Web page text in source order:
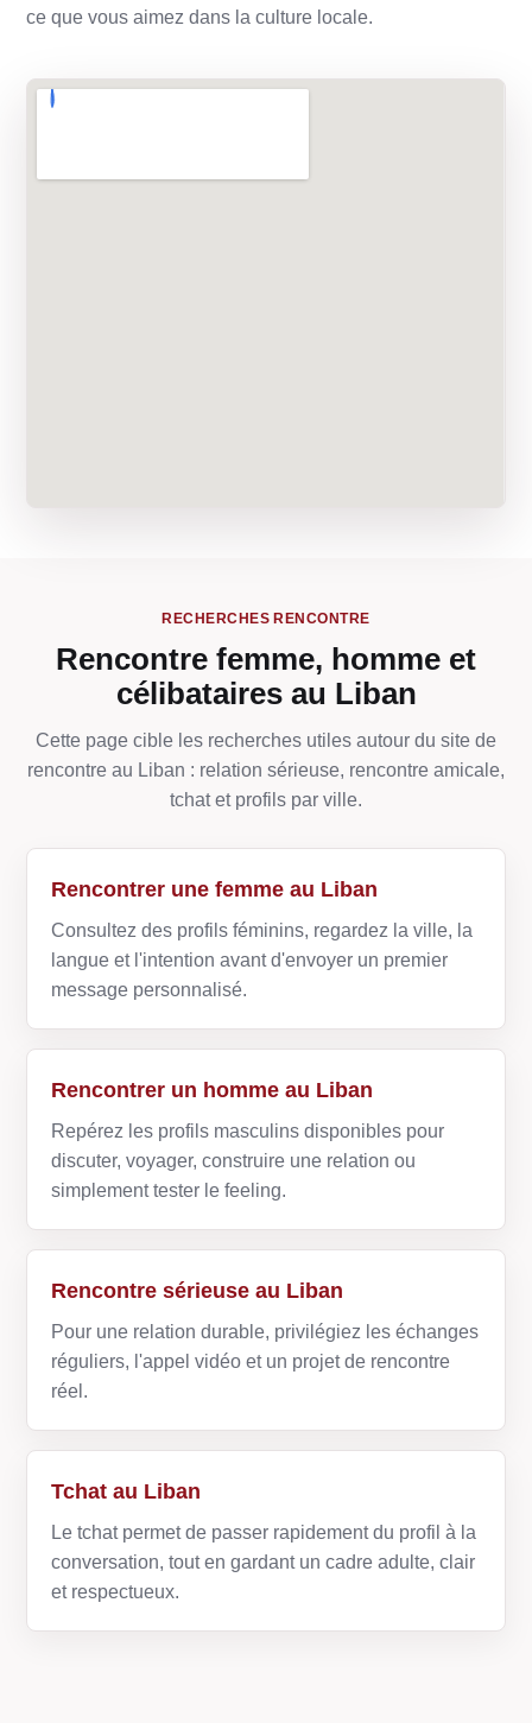
ce que vous aimez dans la culture locale.
RECHERCHES RENCONTRE
Rencontre femme, homme et
célibataires au Liban
Cette page cible les recherches utiles autour du site de
rencontre au Liban : relation sérieuse, rencontre amicale,
tchat et profils par ville.
Rencontrer une femme au Liban
Consultez des profils féminins, regardez la ville, la
langue et l'intention avant d'envoyer un premier
message personnalisé.
Rencontrer un homme au Liban
Repérez les profils masculins disponibles pour
discuter, voyager, construire une relation ou
simplement tester le feeling.
Rencontre sérieuse au Liban
Pour une relation durable, privilégiez les échanges
réguliers, l'appel vidéo et un projet de rencontre
réel.
Tchat au Liban
Le tchat permet de passer rapidement du profil à la
conversation, tout en gardant un cadre adulte, clair
et respectueux.